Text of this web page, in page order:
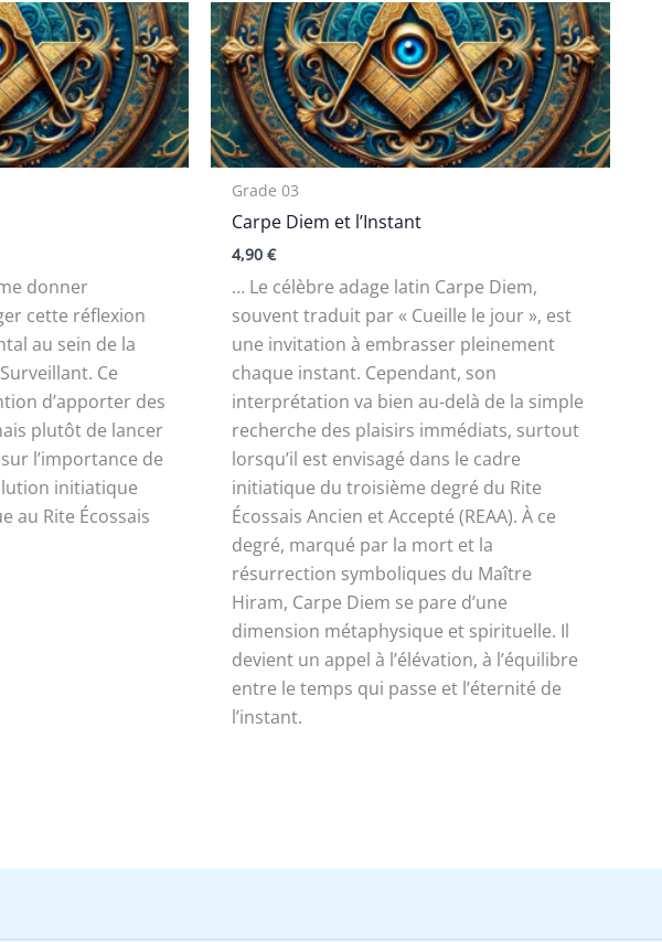
donner
cette réflexion
au sein de la
Ce
d’apporter des
plutôt de lancer
l’importance de
initiatique
au Rite Écossais
Grade 03
Carpe Diem et l’Instant
4,90€
… Le célèbre adage latin Carpe Diem,
souvent traduit par « Cueille le jour », est
une invitation à embrasser pleinement
chaque instant. Cependant, son
interprétation va bien au-delà de la simple
recherche des plaisirs immédiats, surtout
lorsqu’il est envisagé dans le cadre
initiatique du troisième degré du Rite
Écossais Ancien et Accepté (REAA). À ce
degré, marqué par la mort et la
résurrection symboliques du Maître
Hiram, Carpe Diem se pare d’une
dimension métaphysique et spirituelle. Il
devient un appel à l’élévation, à l’équilibre
entre le temps qui passe et l’éternité de
l’instant.